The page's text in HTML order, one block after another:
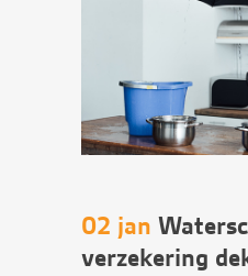
02 jan
verzekering